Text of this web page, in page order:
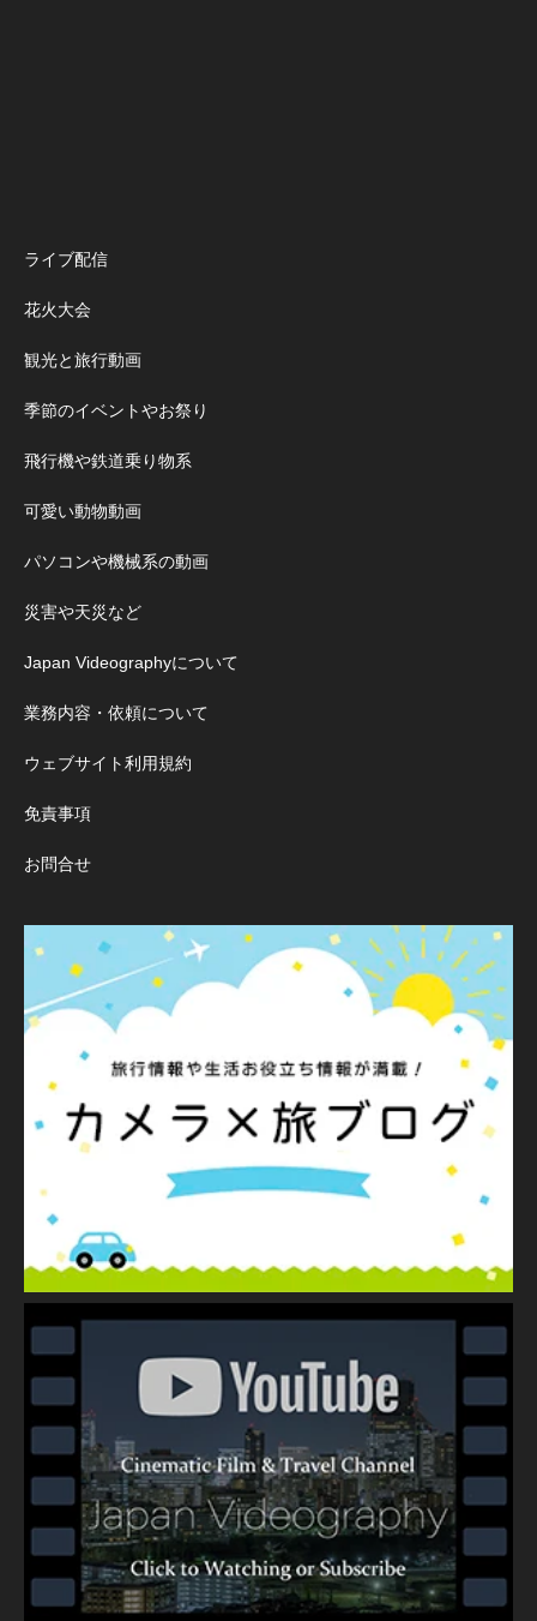
ライブ配信
花火大会
観光と旅行動画
季節のイベントやお祭り
飛行機や鉄道乗り物系
可愛い動物動画
パソコンや機械系の動画
災害や天災など
Japan Videographyについて
業務内容・依頼について
ウェブサイト利用規約
免責事項
お問合せ